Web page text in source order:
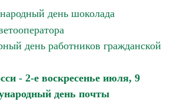
день шоколада
день работников гражданской
- 2-е воскресенье июля, 9
день почты